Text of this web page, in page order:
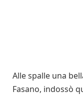
Alle spalle una
Fasano, indossò